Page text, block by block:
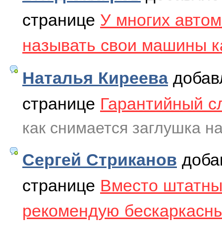
странице У многих
называть свои машины
Наталья Киреева
странице Гарантийный
как снимается заглушка
Сергей Стриканов
странице Вместо
рекомендую